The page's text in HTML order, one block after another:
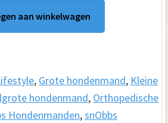
aan winkelwagen
, Grote hondenmand, Kleine
hondenmand, Orthopedische
Hondenmanden,snObbs